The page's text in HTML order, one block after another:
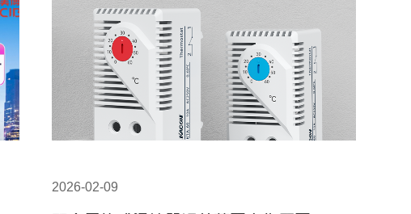
2026-02-09